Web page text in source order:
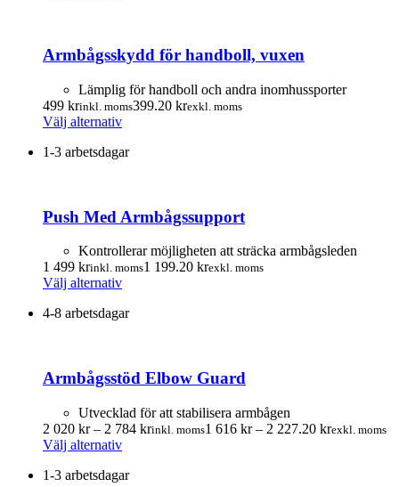
De
alternativen
kan
väljas
produktsidan
Armbågsskydd för handboll, vuxen
Lämplig för handboll och andra inomhussporter
499 krinkl. moms399.20 krexkl. moms
Välj alternativDen
produkten
De
alternativen
kan
väljas
produktsidan
1-3 arbetsdagar
Push Med Armbågssupport
Kontrollerar möjligheten att sträcka armbågsleden
1 499 krinkl. moms1 199.20 krexkl. moms
Välj alternativDen
produkten
De
alternativen
kan
väljas
produktsidan
4-8 arbetsdagar
Armbågsstöd Elbow Guard
Utvecklad för att stabilisera armbågen
2 020 kr – 2 784 krPrisintervall:
inkl. moms1 616 kr – 2 227.20 krexkl. moms
Välj alternativDen
produkten
1-3 arbetsdagar